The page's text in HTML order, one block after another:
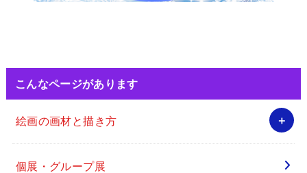
こんなページがあります
絵画の画材と描き方
個展・グループ展